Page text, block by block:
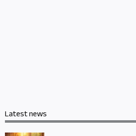
Latest news